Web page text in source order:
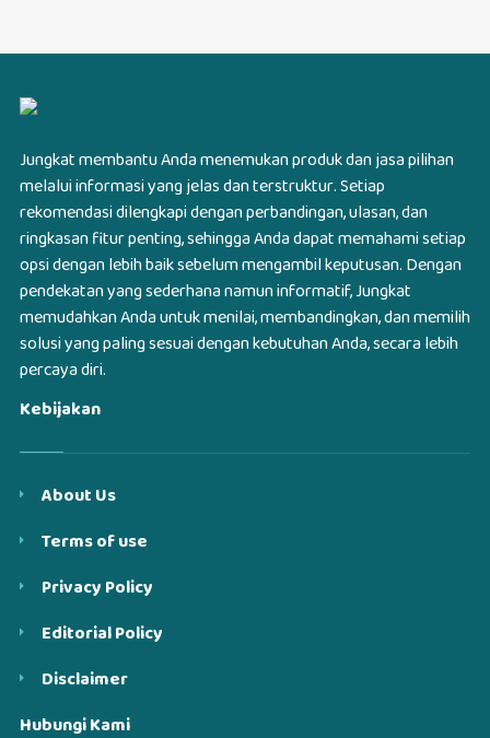
Jungkat membantu Anda menemukan produk dan jasa pilihan
melalui informasi yang jelas dan terstruktur. Setiap
rekomendasi dilengkapi dengan perbandingan, ulasan, dan
ringkasan fitur penting, sehingga Anda dapat memahami setiap
opsi dengan lebih baik sebelum mengambil keputusan. Dengan
pendekatan yang sederhana namun informatif, Jungkat
memudahkan Anda untuk menilai, membandingkan, dan memilih
solusi yang paling sesuai dengan kebutuhan Anda, secara lebih
percaya diri.
Kebijakan
About Us
Terms of use
Privacy Policy
Editorial Policy
Disclaimer
Hubungi Kami